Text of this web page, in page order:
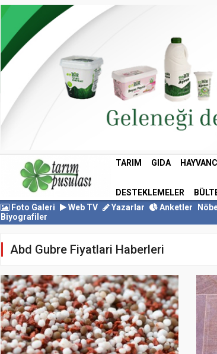
TARIM GIDA
DESTEKLEMELER
Foto Galeri
Web TV Yazarlar Anketler
Biyografiler
Abd Gubre Fiyatlari Haberleri